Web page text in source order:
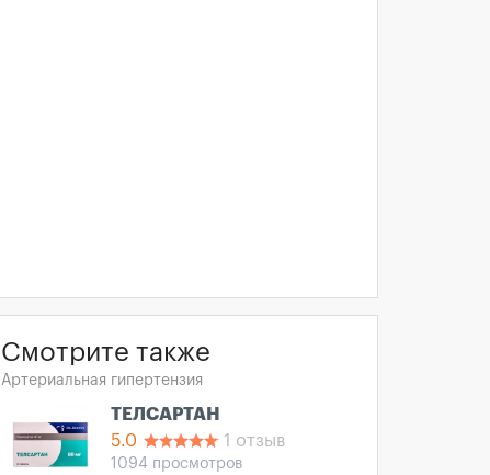
Смотрите также
Артериальная гипертензия
ТЕЛСАРТАН
5.0
1 отзыв
1094 просмотров